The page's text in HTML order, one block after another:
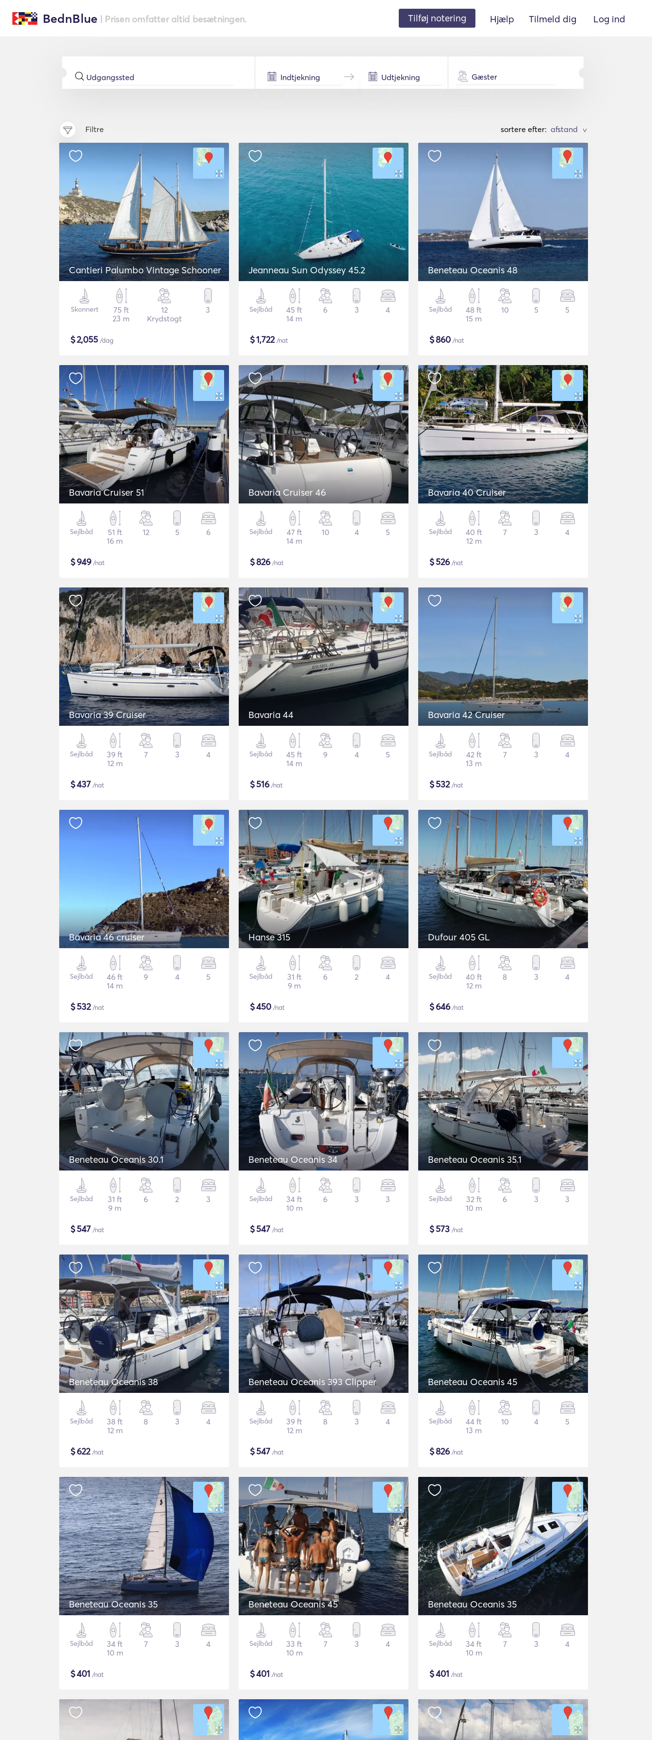
BednBlue | Prisen omfatter altid besætningen. Tilføj notering Hjælp Tilmeld dig Log ind
Gæster
Filtre sortere efter: >
Cantieri Palumbo Vintage Schooner
Skonnert
75 ft
23 m
12
Krydstogt
3
$2,055 /dag
Jeanneau Sun Odyssey 45.2
Sejlbåd
45 ft
14 m
6 3 4
$1,722/nat
Beneteau Oceanis 48
Sejlbåd
48 ft
15 m
10 5 5
$860 /nat
Bavaria Cruiser 51
Sejlbåd
51 ft
16 m
12 5 6
$949/nat
Bavaria Cruiser 46
Sejlbåd
47 ft
14 m
10 4 5
$826/nat
Bavaria 40 Cruiser
Sejlbåd
40 ft
12 m
7 3 4
$526/nat
Bavaria 39 Cruiser
Sejlbåd
39 ft
12 m
7 3 4
$437 /nat
Bavaria 44
Sejlbåd
45 ft
14 m
9 4 5
$516/nat
Bavaria 42 Cruiser
Sejlbåd
42 ft
13 m
7 3 4
$532/nat
Bavaria 46 cruiser
Sejlbåd
46 ft
14 m
9 4 5
$532/nat
Hanse 315
Sejlbåd
31 ft
9 m
6 2 4
$450 /nat
Dufour 405 GL
Sejlbåd
40 ft
12 m
8 3 4
$646/nat
Beneteau Oceanis 30.1
Sejlbåd
31 ft
9 m
6 2 3
$547 /nat
Beneteau Oceanis 34
Sejlbåd
34 ft
10 m
6 3 3
$547 /nat
Beneteau Oceanis 35.1
Sejlbåd
32 ft
10 m
6 3 3
$573 /nat
Beneteau Oceanis 38
Sejlbåd
38 ft
12 m
8 3 4
$622/nat
Beneteau Oceanis 393 Clipper
Sejlbåd
39 ft
12 m
8 3 4
$547 /nat
Beneteau Oceanis 45
Sejlbåd
44 ft
13 m
10 4 5
$826/nat
Beneteau Oceanis 35
Sejlbåd
34 ft
10 m
7 3 4
$401 /nat
Beneteau Oceanis 45
Sejlbåd
33 ft
10 m
7 3 4
$401 /nat
Beneteau Oceanis 35
Sejlbåd
34 ft
10 m
7 3 4
$401 /nat